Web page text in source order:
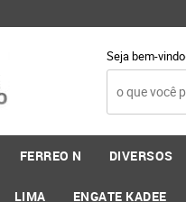
Seja bem-
FERREO N DIVERSOS
LIMA ENGATE KADEE